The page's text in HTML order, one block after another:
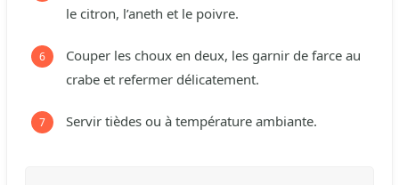
le citron, l’aneth et le poivre.
Couper les choux en deux, les garnir de farce au
crabe et refermer délicatement.
Servir tièdes ou à température ambiante.